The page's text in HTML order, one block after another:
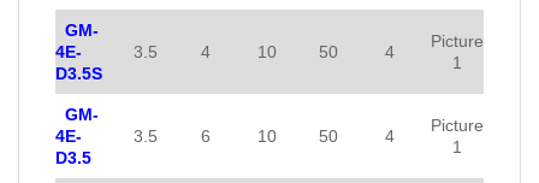
GM-
4E-
D3.5S
3.5 4 10 50 4
Picture
1
GM-
4E-
D3.5
3.5 6 10 50 4
Picture
1